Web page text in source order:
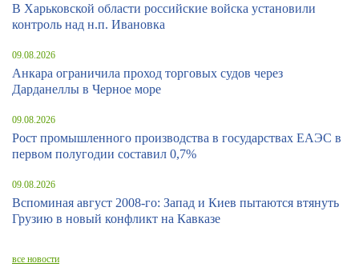
В Харьковской области российские войска установили
контроль над н.п. Ивановка
09.08.2026
Анкара ограничила проход торговых судов через
Дарданеллы в Черное море
09.08.2026
Рост промышленного производства в государствах ЕАЭС в
первом полугодии составил 0,7%
09.08.2026
Вспоминая август 2008-го: Запад и Киев пытаются втянуть
Грузию в новый конфликт на Кавказе
все новости